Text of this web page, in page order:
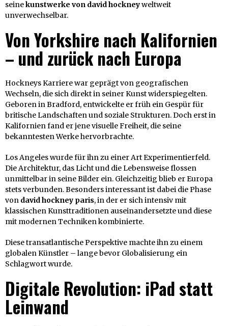
seinekunstwerke von david hockneyweltweit
unverwechselbar.
Von Yorkshire nach Kalifornien
– und zurück nach Europa
Hockneys Karriere war geprägt von geografischen
Wechseln, die sich direkt in seiner Kunst widerspiegelten.
Geboren in Bradford, entwickelte er früh ein Gespür für
britische Landschaften und soziale Strukturen. Doch erst in
Kalifornien fand er jene visuelle Freiheit, die seine
bekanntesten Werke hervorbrachte.
Los Angeles wurde für ihn zu einer Art Experimentierfeld.
Die Architektur, das Licht und die Lebensweise flossen
unmittelbar in seine Bilder ein. Gleichzeitig blieb er Europa
stets verbunden. Besonders interessant ist dabei die Phase
von david hockney paris, in der er sich intensiv mit
klassischen Kunsttraditionen auseinandersetzte und diese
mit modernen Techniken kombinierte.
Diese transatlantische Perspektive machte ihn zu einem
globalen Künstler – lange bevor Globalisierung ein
Schlagwort wurde.
Digitale Revolution: iPad statt
Leinwand